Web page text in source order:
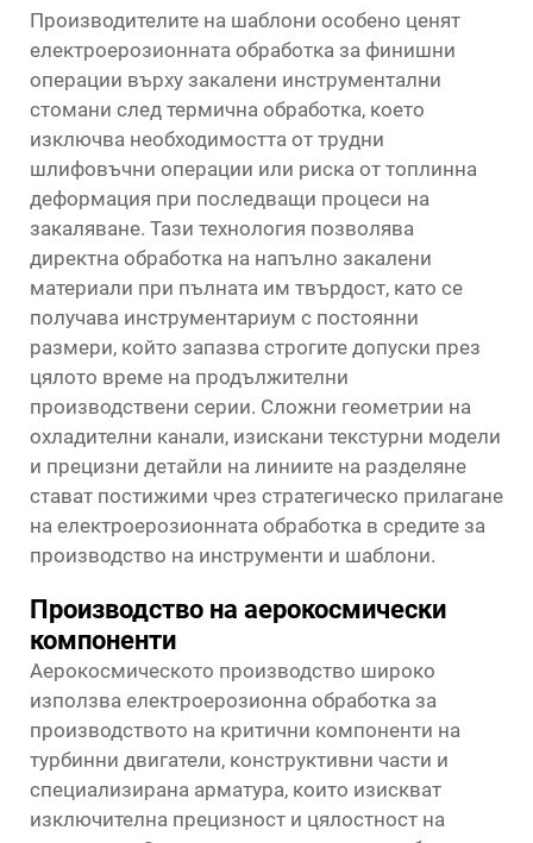
Производителите на шаблони особено ценят
електроерозионната обработка за финишни
операции върху закалени инструментални
стомани след термична обработка, което
изключва необходимостта от трудни
шлифовъчни операции или риска от топлинна
деформация при последващи процеси на
закаляване. Тази технология позволява
директна обработка на напълно закалени
материали при пълната им твърдост, като се
получава инструментариум с постоянни
размери, който запазва строгите допуски през
цялото време на продължителни
производствени серии. Сложни геометрии на
охладителни канали, изискани текстурни модели
и прецизни детайли на линиите на разделяне
стават постижими чрез стратегическо прилагане
на електроерозионната обработка в средите за
производство на инструменти и шаблони.
Производство на аерокосмически
компоненти
Аерокосмическото производство широко
използва електроерозионна обработка за
производството на критични компоненти на
турбинни двигатели, конструктивни части и
специализирана арматура, които изискват
изключителна прецизност и цялостност на